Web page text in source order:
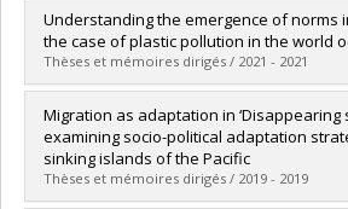
Graduate :Pavic, Clémence
Cycle :Master's
Grade :M. Sc.
Lien vers le document dans Papyrus
Understanding the emergence of norms
the case of plastic pollution in the world
Thèses et mémoires dirigés / 2021 - 2021
Graduate :Beaudoin, Simon
Cycle :Master's
Grade :M. Sc.
Lien vers le document dans Papyrus
Migration as adaptation in ‘Disappearing
examining socio-political adaptation
sinking islands of the Pacific
Thèses et mémoires dirigés / 2019 - 2019